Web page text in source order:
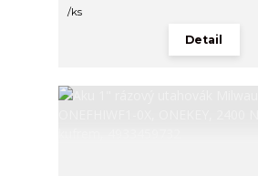
/ks
Detail